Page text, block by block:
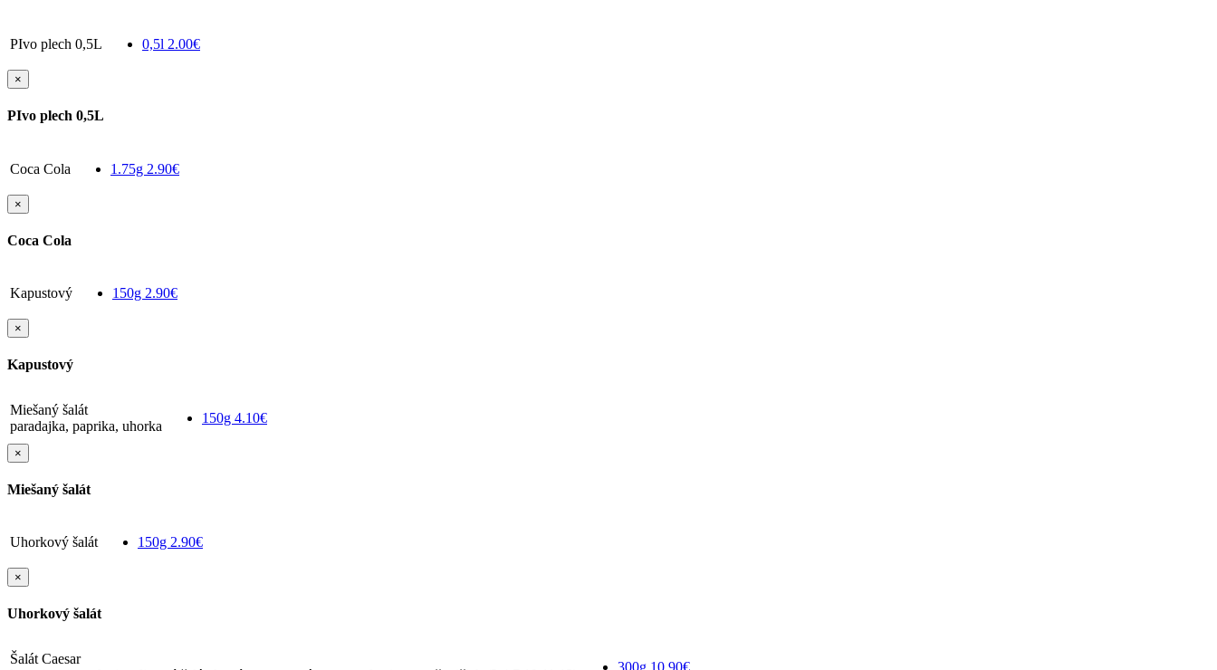
PIvo plech 0,5L 0,5l 2.00€
×
PIvo plech 0,5L
Coca Cola 1.75g 2.90€
×
Coca Cola
Kapustový 150g 2.90€
×
Kapustový
Miešaný šalát
paradajka, paprika, uhorka
150g 4.10€
×
Miešaný šalát
Uhorkový šalát 150g 2.90€
×
Uhorkový šalát
Šalát Caesar
300g 10.90€